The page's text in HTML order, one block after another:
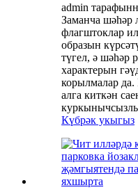
admin
Заманча шәһәр
флагштоклар
образын
түгел, ә шәһәр
характерын
корылмалар
алга киткән
Күбрәк укыгыз